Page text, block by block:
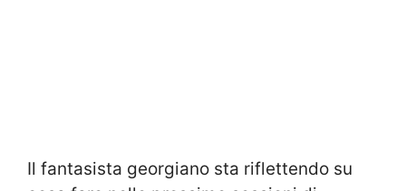
Il fantasista georgiano sta riflettendo su